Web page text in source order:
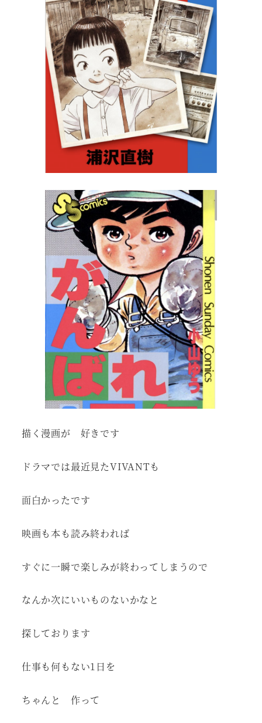
描く漫画が 好きです
ドラマでは最近見たVIVANTも
面白かったです
映画も本も読み終われば
すぐに一瞬で楽しみが終わってしまうので
なんか次にいいものないかなと
探しております
仕事も何もない1日を
ちゃんと 作って